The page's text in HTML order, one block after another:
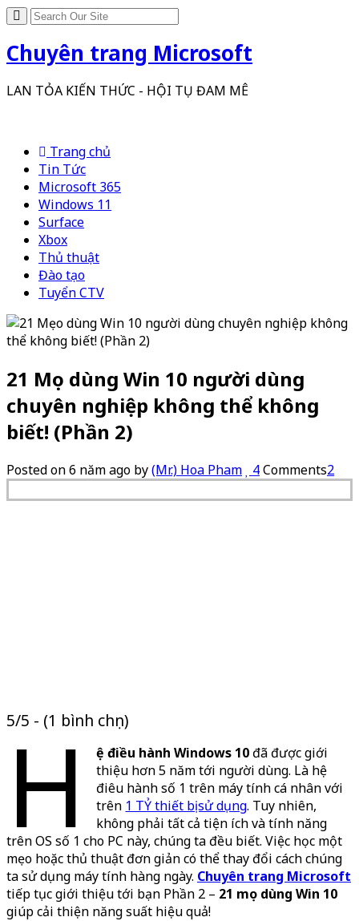
Chuyên trang Microsoft
LAN TỎA KIẾN THỨC - HỘI TỤ ĐAM MÊ
Trang chủ
Tin Tức
Microsoft 365
Windows 11
Surface
Xbox
Thủ thuật
Đào tạo
Tuyển CTV
21 Mẹo dùng Win 10 người dùng
chuyên nghiệp không thể không
biết! (Phần 2)
Posted on6 năm ago by(Mr.) Hoa Pham 4Comments2
5/5 - (1 bình chọn)
H ệ điều hành Windows 10đã được giới
thiệu hơn 5 năm tới người dùng. Là hệ
điêu hành số 1 trên máy tính cá nhân với
trên 1 TỶ thiết bị sử dụng. Tuy nhiên,
không phải tất cả tiện ích và tính năng
trên OS số 1 cho PC này, chúng ta đều biết. Việc học một
mẹo hoặc thủ thuật đơn giản có thể thay đổi cách chúng
ta sử dụng máy tính hàng ngày. Chuyên trang Microsoft
tiếp tục giới thiệu tới bạn Phần 2 – 21 mẹo dùng Win 10
giúp cải thiện năng suất hiệu quả!